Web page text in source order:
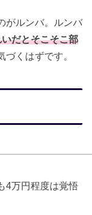
がルンバ。ルンバ
だとそこそこ部
づくはずです。
4万円程度は覚悟